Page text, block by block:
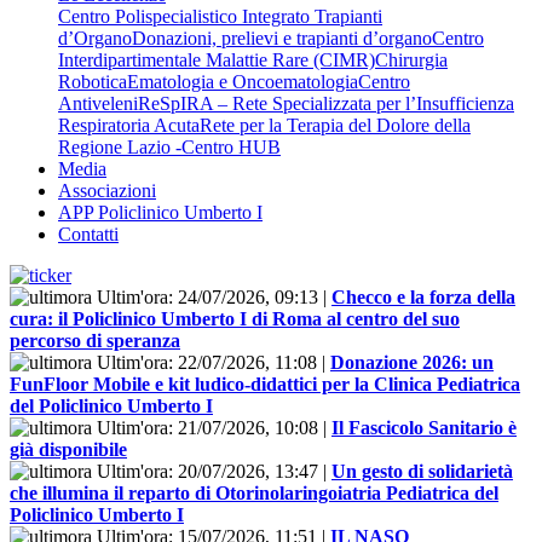
Centro Polispecialistico Integrato Trapianti
d’OrganoDonazioni, prelievi e trapianti d’organoCentro
Interdipartimentale Malattie Rare (CIMR)Chirurgia
RoboticaEmatologia e OncoematologiaCentro
AntiveleniReSpIRA – Rete Specializzata per l’Insufficienza
Respiratoria AcutaRete per la Terapia del Dolore della
Regione Lazio -Centro HUB
Media
Associazioni
APP Policlinico Umberto I
Contatti
Ultim'ora: 24/07/2026, 09:13 | Checco e la forza della
cura: il Policlinico Umberto I di Roma al centro del suo
percorso di speranza
Ultim'ora: 22/07/2026, 11:08 | Donazione 2026: un
FunFloor Mobile e kit ludico-didattici per la Clinica Pediatrica
del Policlinico Umberto I
Ultim'ora: 21/07/2026, 10:08 | Il Fascicolo Sanitario è
già disponibile
Ultim'ora: 20/07/2026, 13:47 | Un gesto di solidarietà
che illumina il reparto di Otorinolaringoiatria Pediatrica del
Policlinico Umberto I
Ultim'ora: 15/07/2026, 11:51 | IL NASO